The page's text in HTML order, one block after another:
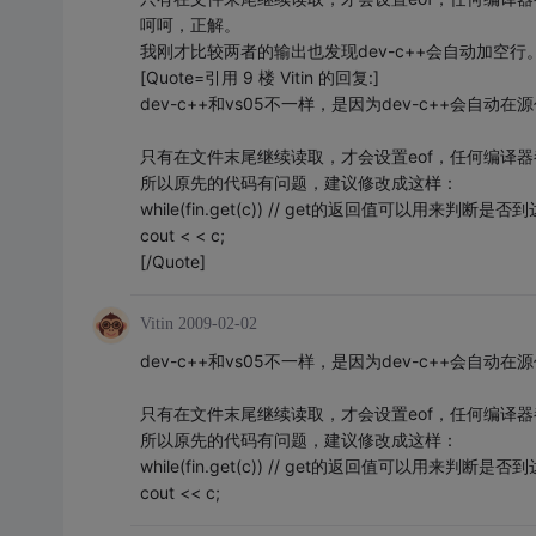
呵呵，正解。
我刚才比较两者的输出也发现dev-c++会自动加空行
[Quote=引用 9 楼 Vitin 的回复:]
dev-c++和vs05不一样，是因为dev-c++会自动在源
只有在文件末尾继续读取，才会设置eof，任何编译
所以原先的代码有问题，建议修改成这样：
while(fin.get(c)) // get的返回值可以用来判断是否到
cout < < c;
[/Quote]
Vitin 2009-02-02
dev-c++和vs05不一样，是因为dev-c++会自动在源
只有在文件末尾继续读取，才会设置eof，任何编译
所以原先的代码有问题，建议修改成这样：
while(fin.get(c)) // get的返回值可以用来判断是否到
cout << c;